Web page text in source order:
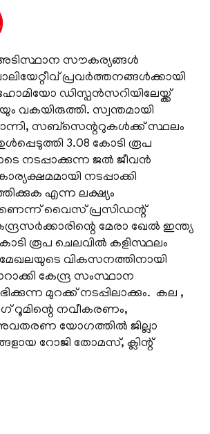
അടിസ്ഥാന സൗകര്യങ്ങള്‍
പ്രവര്‍ത്തനങ്ങള്‍ക്കായി
ഡിസ്പന്‍സറിയിലേയ്ക്ക്
വകയിരുത്തി. സ്വന്തമായി
സബ്സെന്ററുകള്‍ക്ക് സ്ഥലം
3.08 കോടി രൂപ
നടപ്പാക്കുന്ന ജല്‍ ജീവന്‍
നടപ്പാക്കി
എന്ന ലക്ഷ്യം
വൈസ് പ്രസിഡന്റ്
മേരാ ഖേല്‍ ഇന്ത്യ
രൂപ ചെലവില്‍ കളിസ്ഥലം
മേഖലയുടെ വികസനത്തിനായി
കേന്ദ്ര സംസ്ഥാന
മുറക്ക് നടപ്പിലാക്കും. കല ,
റൂമിന്റെ നവീകരണം,
അവതരണ യോഗത്തില്‍ ജില്ലാ
റോജി തോമസ്, ക്ലിന്റ്